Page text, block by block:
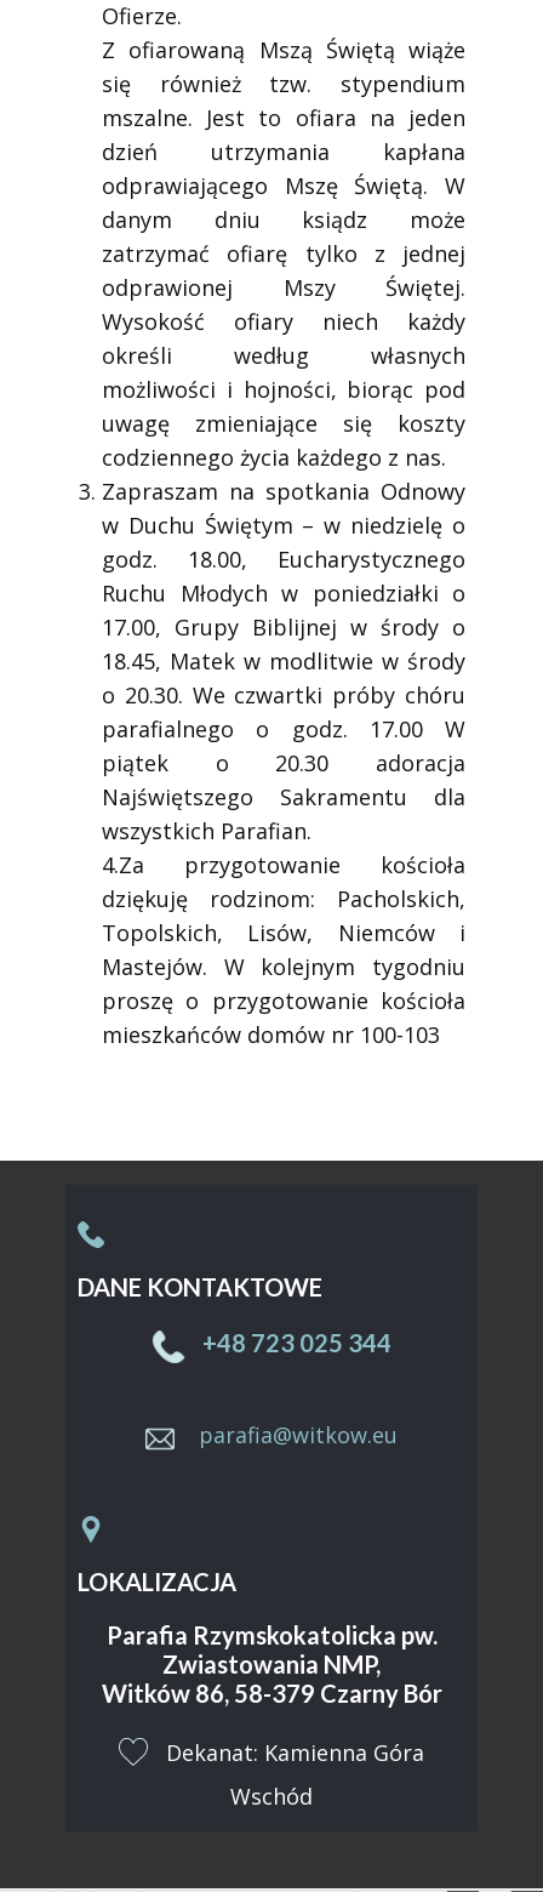
Ofierze.
Z ofiarowaną Mszą Świętą wiąże
się również tzw. stypendium
mszalne. Jest to ofiara na jeden
dzień utrzymania kapłana
odprawiającego Mszę Świętą. W
danym dniu ksiądz może
zatrzymać ofiarę tylko z jednej
odprawionej Mszy Świętej.
Wysokość ofiary niech każdy
określi według własnych
możliwości i hojności, biorąc pod
uwagę zmieniające się koszty
codziennego życia każdego z nas.
Zapraszam na spotkania Odnowy
w Duchu Świętym – w niedzielę o
godz. 18.00, Eucharystycznego
Ruchu Młodych w poniedziałki o
17.00, Grupy Biblijnej w środy o
18.45, Matek w modlitwie w środy
o 20.30. We czwartki próby chóru
parafialnego o godz. 17.00 W
piątek o 20.30 adoracja
Najświętszego Sakramentu dla
wszystkich Parafian.
4.Za przygotowanie kościoła
dziękuję rodzinom: Pacholskich,
Topolskich, Lisów, Niemców i
Mastejów. W kolejnym tygodniu
proszę o przygotowanie kościoła
mieszkańców domów nr 100-103
Sample text. Click to select the text box. Click
again or double click to start editing the text.
DANE KONTAKTOWE
+48 ​723 025 344
parafia@witkow.eu
LOKALIZACJA
Parafia Rzymskokatolicka pw.
Zwiastowania NMP,
Witków 86, 58-379 Czarny Bór
​Dekanat: Kamienna Góra
Wschód